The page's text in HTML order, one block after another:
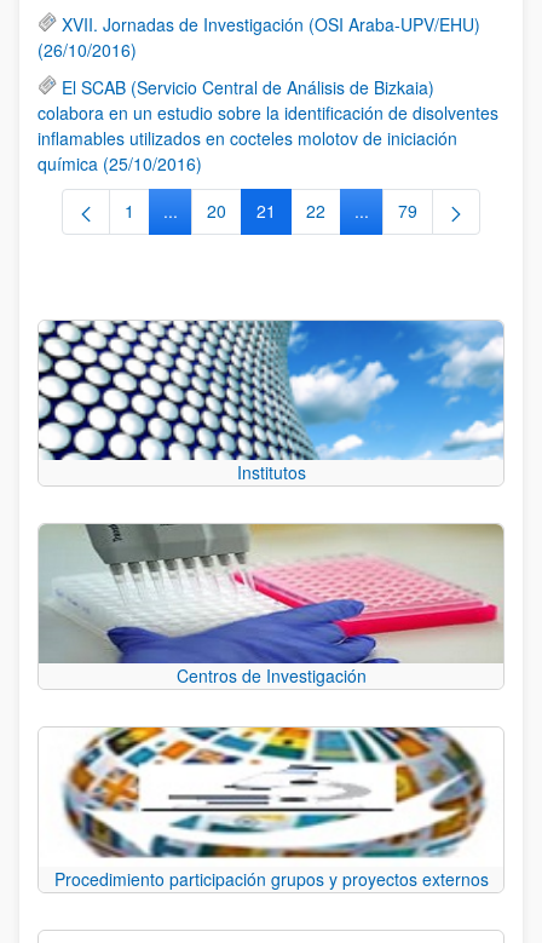
XVII. Jornadas de Investigación (OSI Araba-UPV/EHU)
(26/10/2016)
El SCAB (Servicio Central de Análisis de Bizkaia)
colabora en un estudio sobre la identificación de disolventes
inflamables utilizados en cocteles molotov de iniciación
química (25/10/2016)
Página
1 ...Páginas intermedias Use TAB para desplazarse.
Página
20 Página
21 Página
22 ...Páginas intermedias
Página
79
Institutos
Centros de Investigación
Procedimiento participación grupos y proyectos externos